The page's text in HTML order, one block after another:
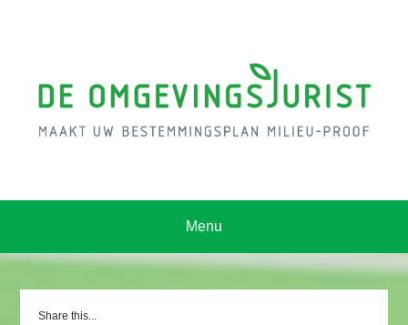
Menu
Share this...